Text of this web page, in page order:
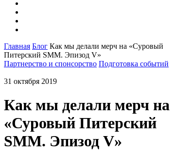
Главная Блог Как мы делали мерч на «Суровый
Питерский SMM. Эпизод V»
Партнерство и спонсорство Подготовка событий
31 октября 2019
Как мы делали мерч на
«Суровый Питерский
SMM. Эпизод V»